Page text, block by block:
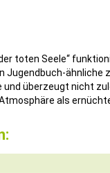
toten Seele“
Jugendbuch-ähnliche
und überzeugt nicht
als